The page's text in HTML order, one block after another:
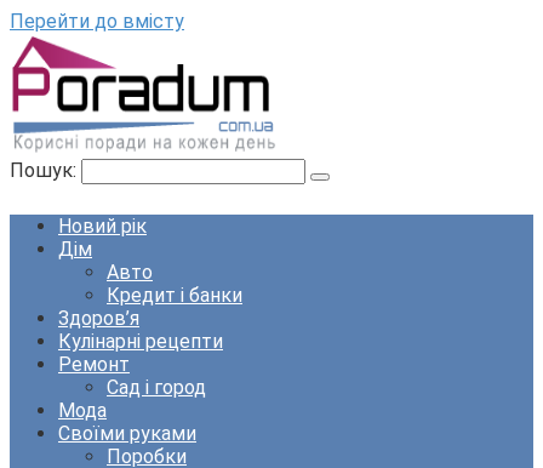
Перейти до вмісту
Пошук:
Новий рік
Дім
Авто
Кредит і банки
Здоров’я
Кулінарні рецепти
Ремонт
Сад і город
Мода
Своїми руками
Поробки